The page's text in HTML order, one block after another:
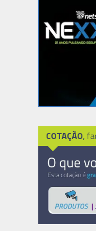
COTAÇÃO,